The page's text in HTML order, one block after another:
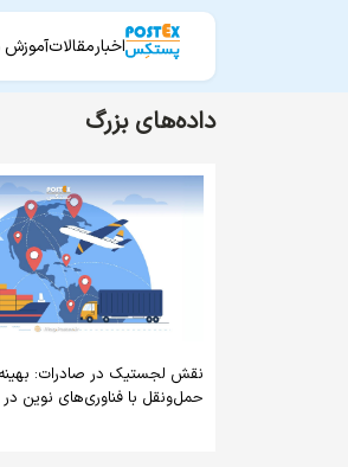
اخبارمقالاتآموزش
داده‌های بزرگ
نقش لجستیک در صادرات:
حمل‌ونقل با فناوری‌های نوین